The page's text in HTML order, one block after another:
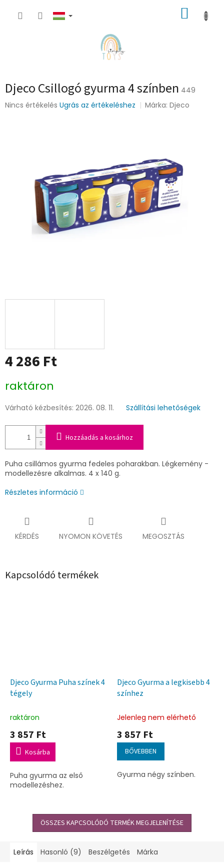
KOSÁR
Djeco Csillogó gyurma 4 színben 449
A
Nincs értékelés Ugrás az értékeléshez Márka:Djeco
4 286 Ft
raktáron
Várható kézbesítés: 2026. 08. 11. Szállítási lehetőségek
Hozzáadás a kosárhoz
Puha csillámos gyurma fedeles poharakban. Légkemény -
modellezésre alkalmas. 4 x 140 g.
Részletes információ
KÉRDÉS NYOMON KÖVETÉS MEGOSZTÁS
Kapcsolódó termékek
Djeco Gyurma Puha színek 4
tégely
raktáron
3 857 Ft
Kosárba
Puha gyurma az első
modellezéshez.
Djeco Gyurma a legkisebb 4
színhez
Jelenleg nem elérhető
3 857 Ft
BŐVEBBEN
Gyurma négy színben.
ÖSSZES KAPCSOLÓDÓ TERMÉK MEGJELENÍTÉSE
Leírás Hasonló (9) Beszélgetés Márka